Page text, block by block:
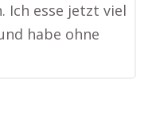
Ich esse jetzt viel
habe ohne